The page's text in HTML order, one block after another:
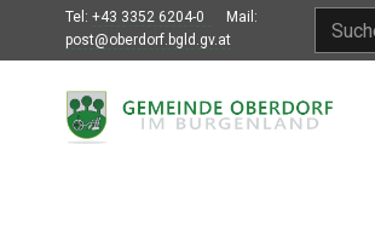
Tel: +43 3352 6204-0
Mail:
post@oberdorf.bgld.gv.at
Willkommen